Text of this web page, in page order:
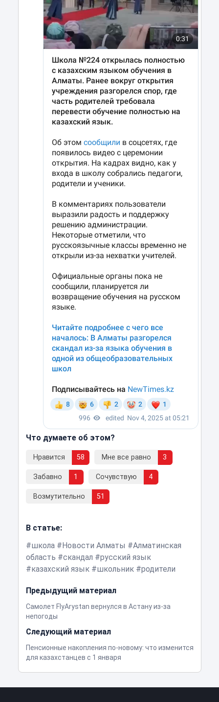
Что думаете об этом?
Нравится 58 Мне все равно 3
Забавно 1 Сочувствую 4
Возмутительно 51
В статье:
школа
Новости Алматы
Алматинская
область
скандал
русский язык
казахский язык
школьник родители
Предыдущий материал
Самолет FlyArystan вернулся в Астану из-за
непогоды
Следующий материал
Пенсионные накопления по-новому: что изменится
для казахстанцев с 1 января